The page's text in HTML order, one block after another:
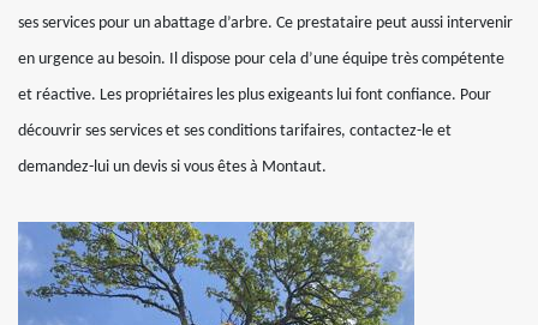
ses services pour un abattage d’arbre. Ce prestataire peut aussi intervenir
en urgence au besoin. Il dispose pour cela d’une équipe très compétente
et réactive. Les propriétaires les plus exigeants lui font confiance. Pour
découvrir ses services et ses conditions tarifaires, contactez-le et
demandez-lui un devis si vous êtes à Montaut.